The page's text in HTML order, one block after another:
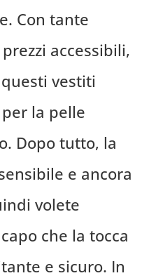
Con tante
accessibili,
vestiti
la pelle
Dopo tutto, la
e ancora
volete
che la tocca
e sicuro. In